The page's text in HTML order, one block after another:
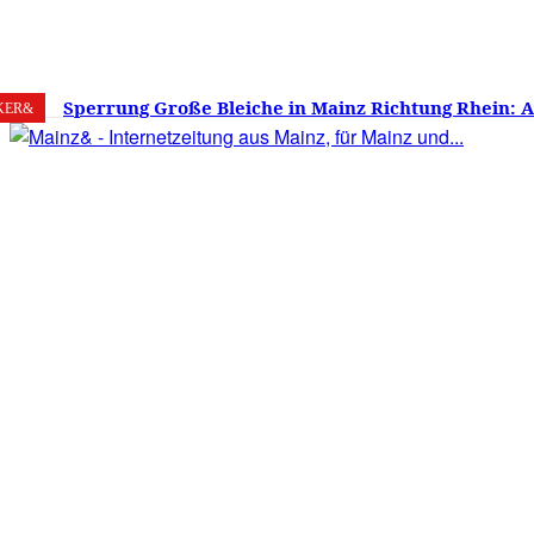
8. August 2026 15.9 Mainz
Sperrung Große Bleiche in Mainz Richtung Rhein:
verwirrt, Mainzer stinksauer – Haben die Mainzer